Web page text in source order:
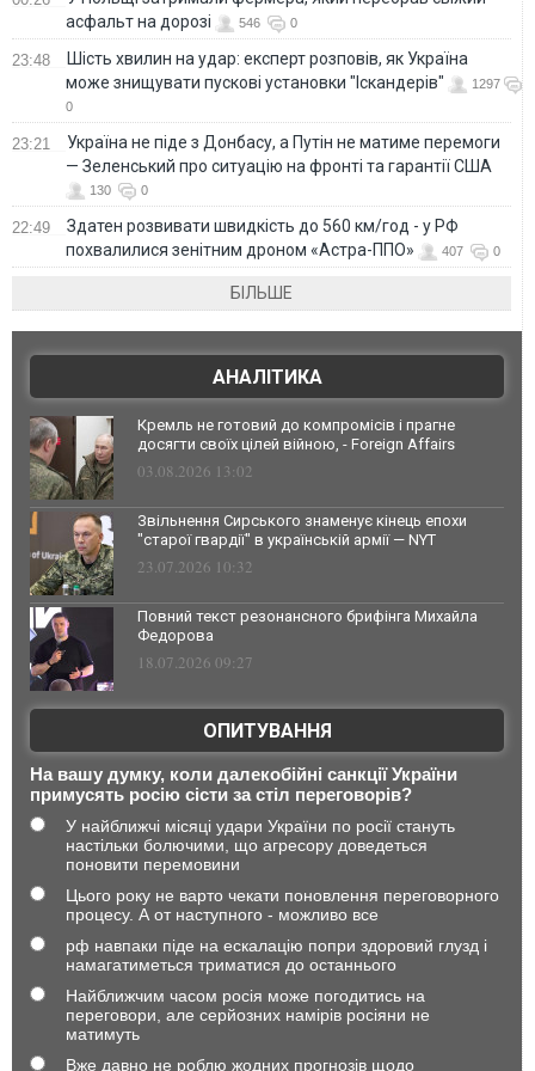
асфальт на дорозі
546 0
23:48
Шість хвилин на удар: експерт розповів, як Україна
може знищувати пускові установки "Іскандерів"
1297
0
23:21
Україна не піде з Донбасу, а Путін не матиме перемоги
— Зеленський про ситуацію на фронті та гарантії США
130 0
22:49
Здатен розвивати швидкість до 560 км/год - у РФ
похвалилися зенітним дроном «Астра-ППО»
407 0
БІЛЬШЕ
АНАЛІТИКА
Кремль не готовий до компромісів і прагне
досягти своїх цілей війною, - Foreign Affairs
03.08.2026 13:02
Звільнення Сирського знаменує кінець епохи
"старої гвардії" в українській армії — NYT
23.07.2026 10:32
Повний текст резонансного брифінга Михайла
Федорова
18.07.2026 09:27
ОПИТУВАННЯ
На вашу думку, коли далекобійні санкції України
примусять росію сісти за стіл переговорів?
У найближчі місяці удари України по росії стануть
настільки болючими, що агресору доведеться
поновити перемовини
Цього року не варто чекати поновлення переговорного
процесу. А от наступного - можливо все
рф навпаки піде на ескалацію попри здоровий глузд і
намагатиметься триматися до останнього
Найближчим часом росія може погодитись на
переговори, але серйозних намірів росіяни не
матимуть
Вже давно не роблю жодних прогнозів щодо